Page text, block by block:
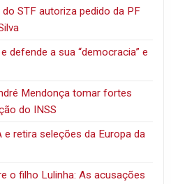
STF autoriza pedido da PF
defende a sua “democracia” e
Mendonça tomar fortes
do INSS
e retira seleções da Europa da
o filho Lulinha: As acusações